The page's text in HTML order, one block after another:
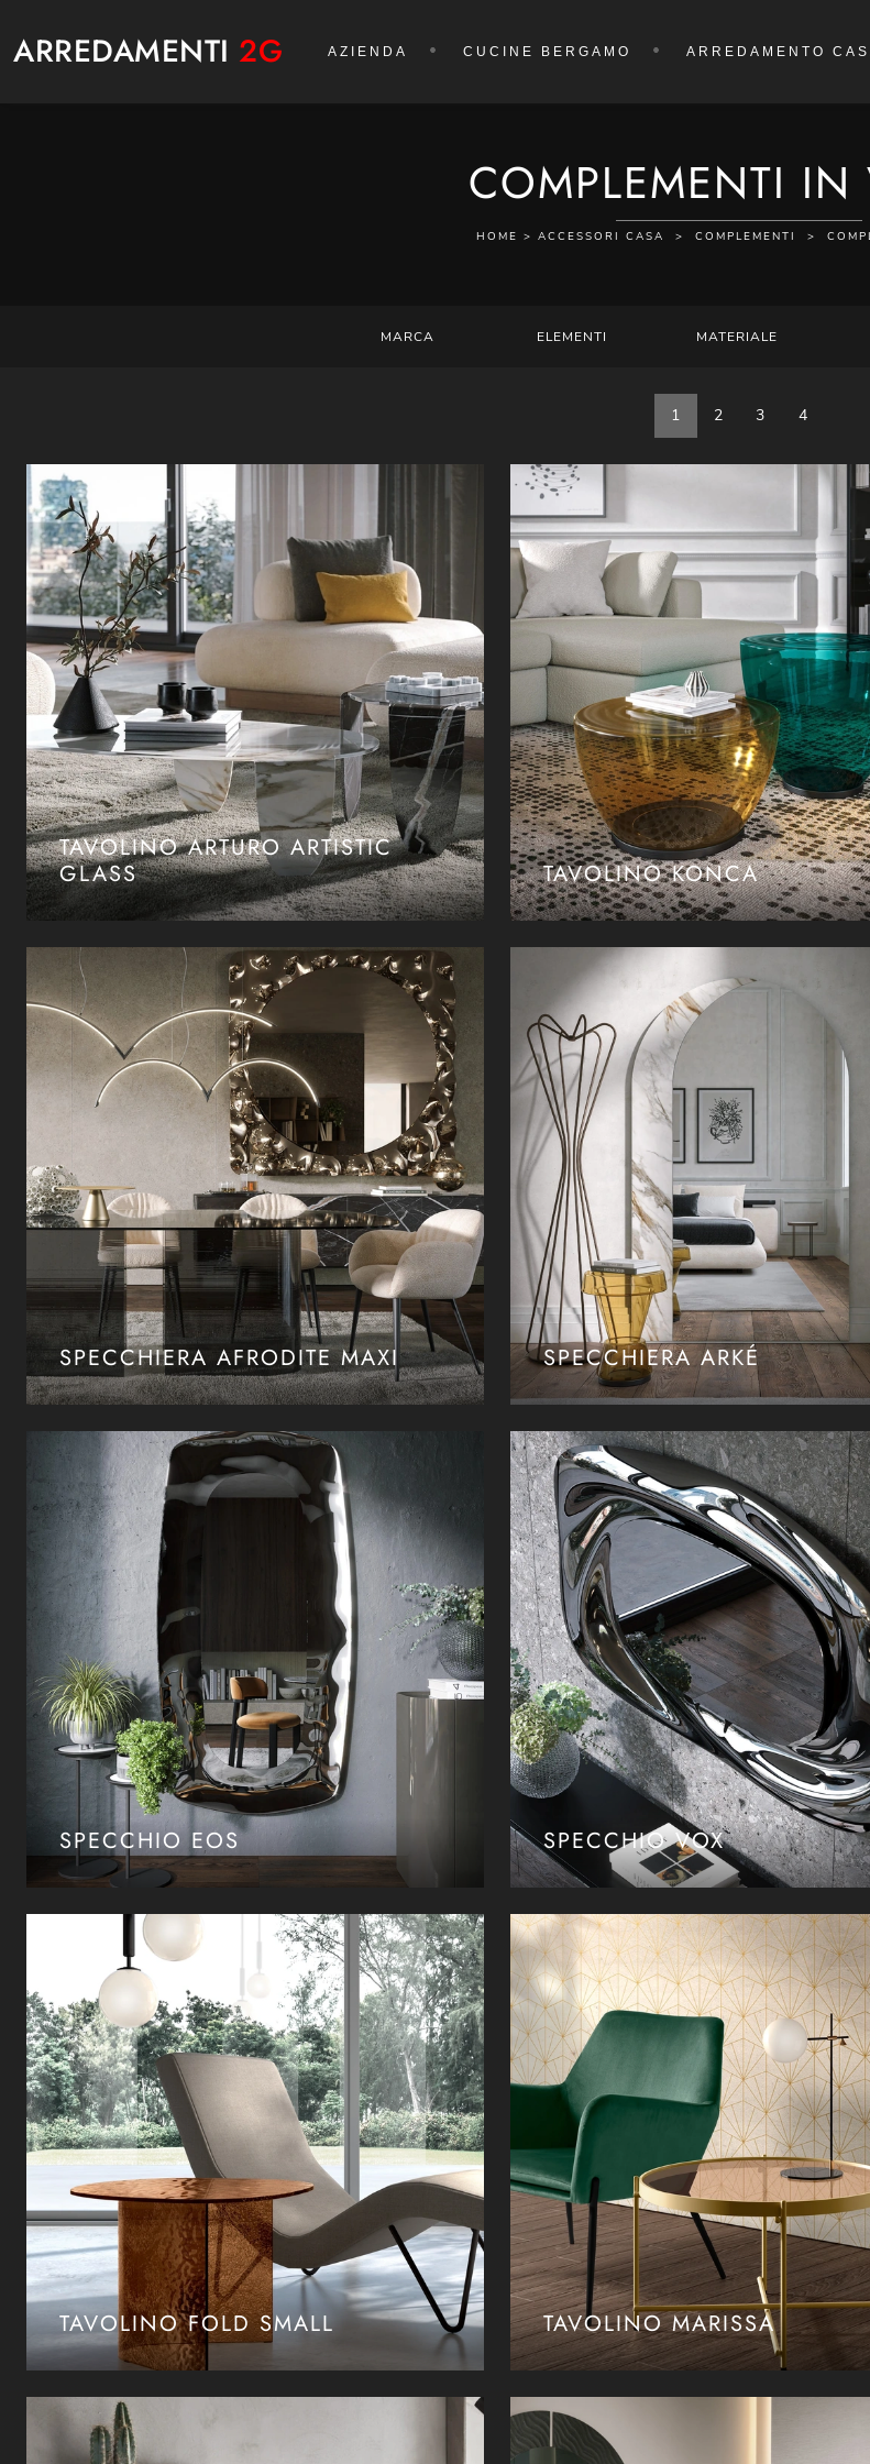
ARREDAMENTI 2G AZIENDA CUCINE BERGAMO ARREDAMENTO
COMPLEMENTI IN
HOME > ACCESSORI CASA > COMPLEMENTI >
MARCA ELEMENTI MATERIALE
1 2 3 4
TAVOLINO ARTURO ARTISTIC
GLASS
TAVOLINO KONCA
SPECCHIERA AFRODITE MAXI SPECCHIERA ARKÉ
SPECCHIO EOS SPECCHIO VOX
TAVOLINO FOLD SMALL TAVOLINO MARISSA